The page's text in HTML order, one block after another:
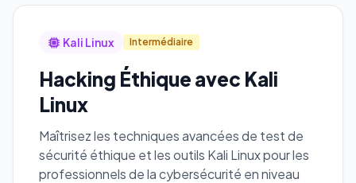
Kali Linux Intermédiaire
Hacking Éthique avec Kali
Linux
Maîtrisez les techniques avancées de test de
sécurité éthique et les outils Kali Linux pour les
professionnels de la cybersécurité en niveau